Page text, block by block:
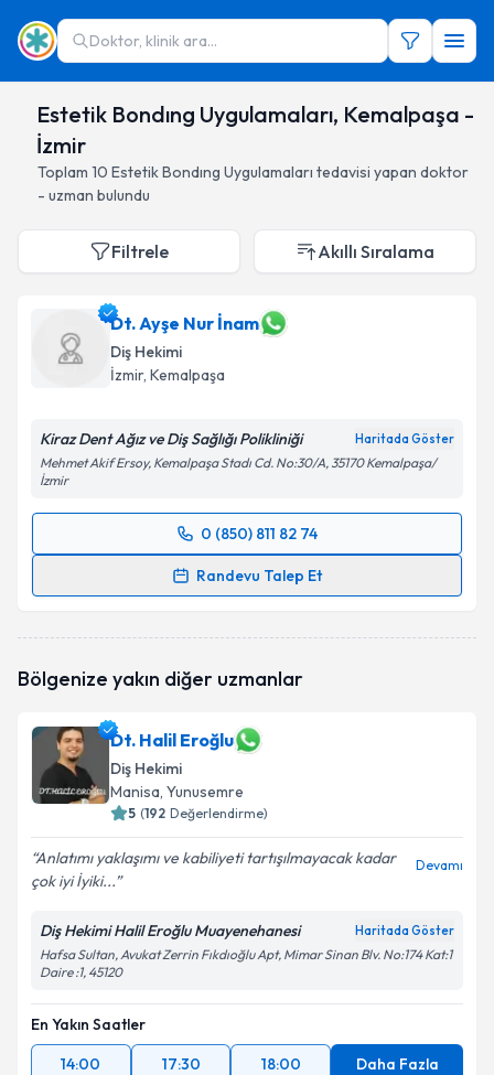
Doktor, klinik ara...
Estetik Bondıng Uygulamaları, Kemalpaşa -
İzmir
Toplam 10 Estetik Bondıng Uygulamaları tedavisi yapan doktor
- uzman bulundu
Filtrele Akıllı Sıralama
Dt. Ayşe Nur İnam
Diş Hekimi
İzmir, Kemalpaşa
Kiraz Dent Ağız ve Diş Sağlığı Polikliniği Haritada Göster
Mehmet Akif Ersoy, Kemalpaşa Stadı Cd. No:30/A, 35170 Kemalpaşa/
İzmir
0 (850) 811 82 74
Randevu Talep Et
Randevu Takvimi Talebi
oluşturun. Size bu uzmandan randevu almanız için bir
Kişisel verilerimin işlenmesine ilişkin
Metni'ni okudum ve kişisel verilerimin belirtilen
kapsamda işlenmesini kabul ediyorum.
Takvim Talebini Gönder
Bölgenize yakın diğer uzmanlar
Dt. Halil Eroğlu
Diş Hekimi
Manisa, Yunusemre
5 (192 Değerlendirme)
Anlatımı yaklaşımı ve kabiliyeti tartışılmayacak kadar
çok iyi İyiki...
Devamı
Diş Hekimi Halil Eroğlu Muayenehanesi Haritada Göster
Hafsa Sultan, Avukat Zerrin Fıkdıoğlu Apt, Mimar Sinan Blv. No:174 Kat:1
Daire :1, 45120
En Yakın Saatler
14:00
17:30 18:00 Daha Fazla